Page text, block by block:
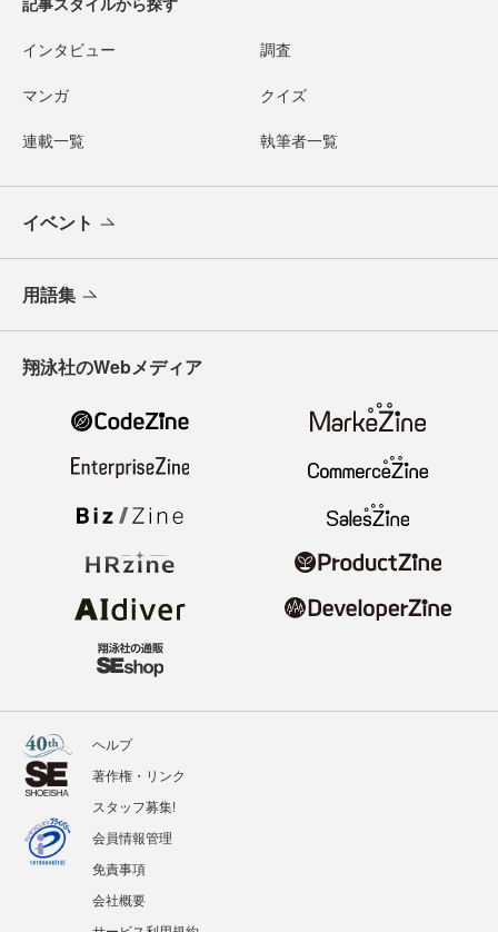
インタビュー 調査
マンガ クイズ
連載一覧 執筆者一覧
イベント
用語集
翔泳社のWebメディア
ヘルプ
著作権・リンク
スタッフ募集!
会員情報管理
免責事項
会社概要